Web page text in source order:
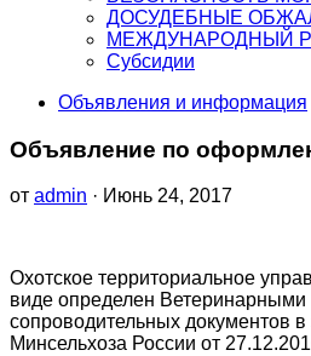
ДОСУДЕБНЫЕ
МЕЖДУНАРОДНЫЙ
Субсидии
Объявления и информация
Объявление по
от admin · Июнь 24, 2017
Охотское территориальное
виде определен
сопроводительных документов
Минсельхоза России от